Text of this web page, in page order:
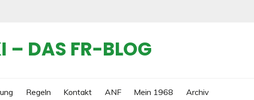
– DAS FR-BLOG
Regeln Kontakt ANF Mein 1968 Archiv